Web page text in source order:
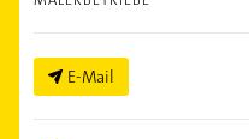
E-Mail